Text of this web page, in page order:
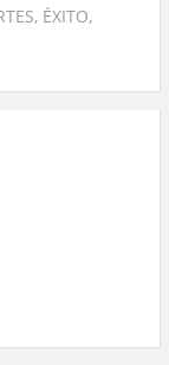
, ÉXITO,